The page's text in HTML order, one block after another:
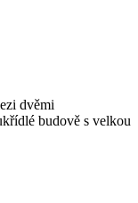
dvěmi
budově s velkou